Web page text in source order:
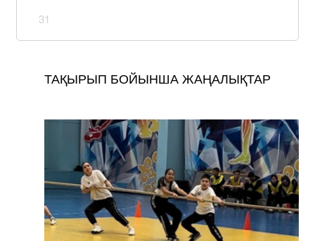
31
ТАҚЫРЫП БОЙЫНША ЖАҢАЛЫҚТАР